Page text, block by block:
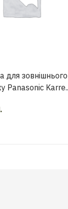
для зовнішнього
Panasonic